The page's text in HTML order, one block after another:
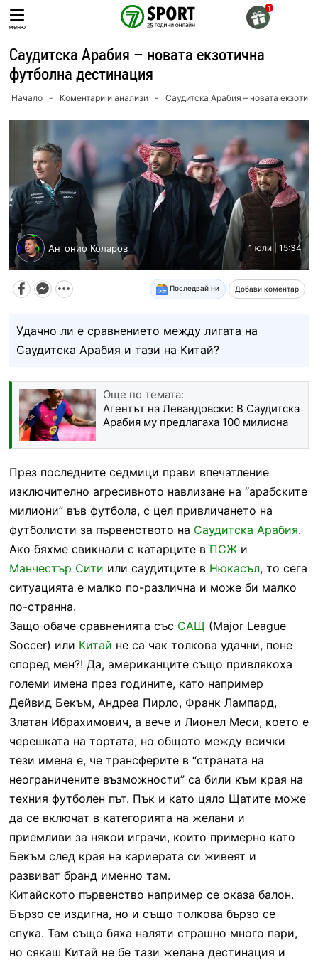
Skip
toменю
Саудитска Арабия – новата екзотична
футболна дестинация
Начало - Коментари и анализи - Саудитска Арабия – новата
Антонио Коларов 1 юли | 15:34
Последвай ни Добави коментар
Удачно ли е сравнението между лигата на
Саудитска Арабия и тази на Китай?
Още по темата:
Агентът на Левандовски: В Саудитска
Арабия му предлагаха 100 милиона
През последните седмици прави впечатление
изключително агресивното навлизане на “арабските
милиони” във футбола, с цел привличането на
футболисти за първенството на Саудитска Арабия.
Ако бяхме свикнали с катарците в ПСЖи
Манчестър Сити или саудитците в Нюкасъл, то сега
ситуацията е малко по-различна и може би малко
по-странна.
Защо обаче сравненията със САЩ (Major League
Soccer) или Китай не са чак толкова удачни, поне
според мен?! Да, американците също привлякоха
големи имена през годините, като например
Дейвид Бекъм, Андреа Пирло, Франк Лампард,
Златан Ибрахимович, а вече и Лионел Меси, което е
черешката на тортата, но общото между всички
тези имена е, че трансферите в “страната на
неограничените възможности” са били към края на
техния футболен път. Пък и като цяло Щатите може
да се включат в категорията на желани и
приемливи за някои играчи, които примерно като
Бекъм след края на кариерата си живеят и
развиват бранд именно там.
Китайското първенство например се оказа балон.
Бързо се издигна, но и също толкова бързо се
спука. Там също бяха наляти страшно много пари,
но сякаш Китай не бе тази желана дестинация и